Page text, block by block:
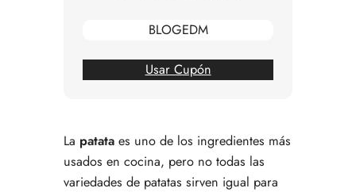
Cómo conservar las patatas en casa
Entonces, ¿qué variedad de patata necesitas
según tu receta?
BLOGEDM
Usar Cupón
La patata es uno de los ingredientes más
usados en cocina, pero no todas las
variedades de patatas sirven igual para